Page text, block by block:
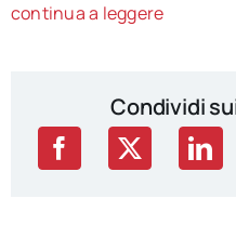
continua a leggere
Condividi